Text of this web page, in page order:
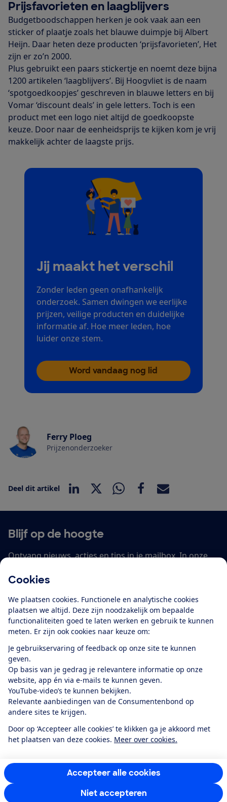
Cookies
We plaatsen cookies. Functionele en analytische cookies
plaatsen we altijd. Deze zijn noodzakelijk om bepaalde
functionaliteiten goed te laten werken en gebruik te kunnen
meten. Er zijn ook cookies naar keuze om:
Je gebruikservaring of feedback op onze site te kunnen
geven.
Op basis van je gedrag je relevantere informatie op onze
website, app én via e-mails te kunnen geven.
YouTube-video’s te kunnen bekijken.
Relevante aanbiedingen van de Consumentenbond op
andere sites te krijgen.
Door op ‘Accepteer alle cookies’ te klikken ga je akkoord met
het plaatsen van deze cookies. Meer over cookies.
Accepteer alle cookies
Niet accepteren
Prijsfavorieten en laagblijvers
Budgetboodschappen herken je ook vaak aan een
sticker of plaatje zoals het blauwe duimpje bij Albert
Heijn. Daar heten deze producten ‘prijsfavorieten’, Het
zijn er zo’n 2000.
Plus gebruikt een paars stickertje en noemt deze bijna
1200 artikelen ‘laagblijvers’. Bij Hoogvliet is de naam
‘spotgoedkoopjes’ geschreven in blauwe letters en bij
Vomar ‘discount deals’ in gele letters. Toch is een
product met een logo niet altijd de goedkoopste
keuze. Door naar de eenheidsprijs te kijken kom je vrij
makkelijk achter de laagste prijs.
Jij maakt het verschil
Zonder leden geen onafhankelijk
onderzoek. Samen dwingen we eerlijke
prijzen, veilige producten en duidelijke
informatie af. Hoe meer leden, hoe
luider onze stem.
Word vandaag nog lid
Ferry Ploeg
Prijzenonderzoeker
Deel dit artikel
Blijf op de hoogte
Ontvang nieuws, acties en tips in je mailbox. In onze
persoonsgegevens en e-mails voor je personaliseren.
E-mailadres
Ik meld me aan
Service & Contact
Boeken & Bladen